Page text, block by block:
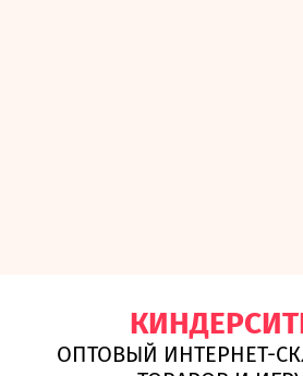
ОПТОВЫЙ ИНТЕРНЕТ-